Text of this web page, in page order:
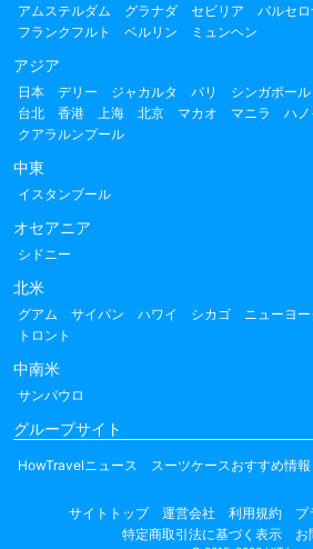
アムステルダム
グラナダ セビリア バルセロ
フランクフルト
ベルリン ミュンヘン
アジア
日本 デリー ジャカルタ バリ シンガポール
台北
香港 上海 北京 マカオ マニラ ハノ
クアラルンプール
中東
イスタンブール
オセアニア
シドニー
北米
グアム サイパン ハワイ シカゴ ニューヨー
トロント
中南米
サンパウロ
グループサイト
HowTravelニュース スーツケースおすすめ情報
サイトトップ 運営会社 利用規約
プ
特定商取引法に基づく表示
お